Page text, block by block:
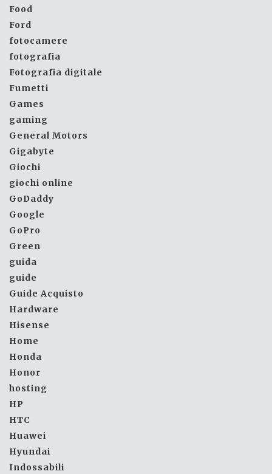
Food
Ford
fotocamere
fotografia
Fotografia digitale
Fumetti
Games
gaming
General Motors
Gigabyte
Giochi
giochi online
GoDaddy
Google
GoPro
Green
guida
guide
Guide Acquisto
Hardware
Hisense
Home
Honda
Honor
hosting
HP
HTC
Huawei
Hyundai
Indossabili